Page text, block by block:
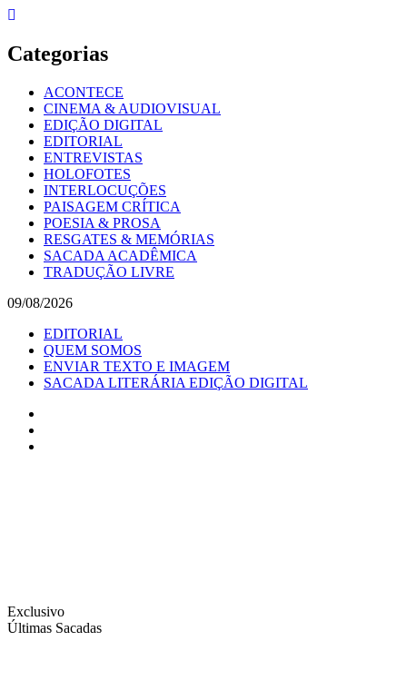
Skip
content
Categorias
ACONTECE
CINEMA & AUDIOVISUAL
EDIÇÃO DIGITAL
EDITORIAL
ENTREVISTAS
HOLOFOTES
INTERLOCUÇÕES
PAISAGEM CRÍTICA
POESIA & PROSA
RESGATES & MEMÓRIAS
SACADA ACADÊMICA
TRADUÇÃO LIVRE
09/08/2026
EDITORIAL
QUEM SOMOS
ENVIAR TEXTO E IMAGEM
SACADA LITERÁRIA EDIÇÃO DIGITAL
Exclusivo
Últimas Sacadas